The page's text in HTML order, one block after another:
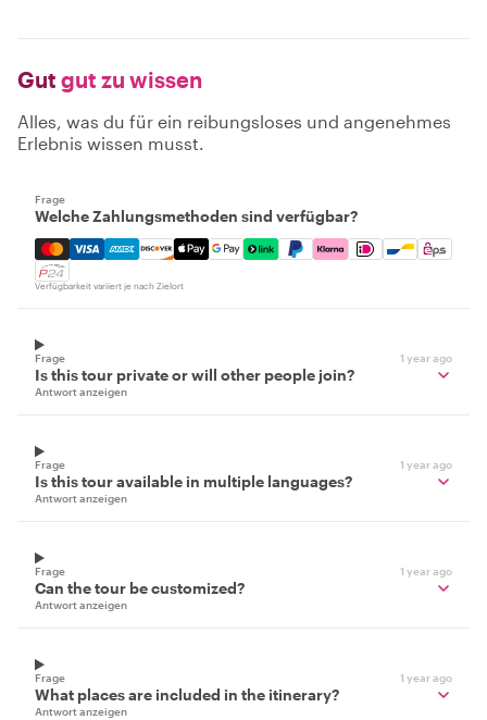
Gut gut zu wissen
Alles, was du für ein reibungsloses und angenehmes
Erlebnis wissen musst.
Frage
Welche Zahlungsmethoden sind verfügbar?
Mastercard, Visa, Amex, Discover, Apple Pay, Google
Verfügbarkeit variiert je nach Zielort
Frage 1 year ago
Is this tour private or will other people join?
Antwort anzeigen
Frage 1 year ago
Is this tour available in multiple languages?
Antwort anzeigen
Frage 1 year ago
Can the tour be customized?
Antwort anzeigen
Frage 1 year ago
What places are included in the itinerary?
Antwort anzeigen